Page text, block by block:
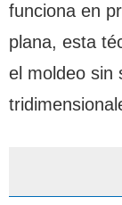
funciona en
plana, esta
el moldeo sin